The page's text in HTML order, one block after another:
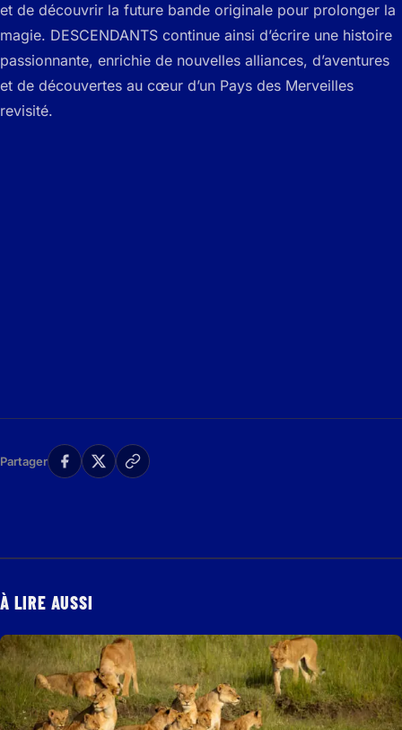
et de découvrir la future bande originale pour prolonger la
magie. DESCENDANTS continue ainsi d’écrire une histoire
passionnante, enrichie de nouvelles alliances, d’aventures
et de découvertes au cœur d’un Pays des Merveilles
revisité.
Partager
À LIRE AUSSI